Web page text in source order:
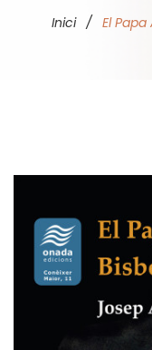
Inici / El